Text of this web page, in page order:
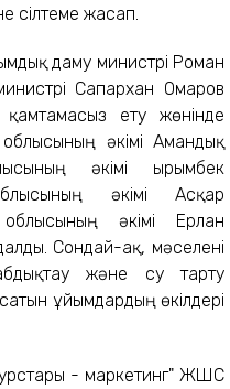
сілтеме жасап.
даму министрі Роман
Сапархан Омаров
ету жөнінде
әкімі Амандық
әкімі Қырымбек
әкімі Асқар
әкімі Ерлан
Сондай-ақ, мәселені
және су тарту
ұйымдардың өкілдері
- маркетинг" ЖШС